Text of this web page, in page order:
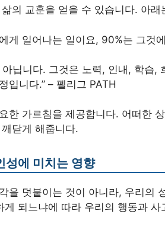
의 교훈을 얻을 수 있습니다. 아
게 일어나는 일이요, 90%는 그것
닙니다. 그것은 노력, 인내, 학습,
입니다.” – 펠리그 PATH
한 가르침을 제공합니다. 어떠한
닫게 해줍니다.
성에 미치는 영향
을 덧붙이는 것이 아니라, 우리의
되느냐에 따라 우리의 행동과